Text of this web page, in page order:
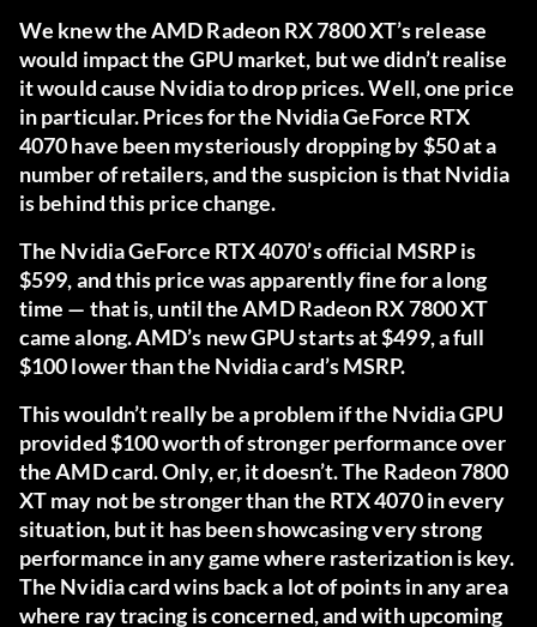
We knew the AMD Radeon RX 7800 XT’s release
would impact the GPU market, but we didn’t realise
it would cause Nvidia to drop prices. Well, one price
in particular. Prices for the Nvidia GeForce RTX
4070 have been mysteriously dropping by $50 at a
number of retailers, and the suspicion is that Nvidia
is behind this price change.
The Nvidia GeForce RTX 4070’s official MSRP is
$599, and this price was apparently fine for a long
time — that is, until the AMD Radeon RX 7800 XT
came along. AMD’s new GPU starts at $499, a full
$100 lower than the Nvidia card’s MSRP.
This wouldn’t really be a problem if the Nvidia GPU
provided $100 worth of stronger performance over
the AMD card. Only, er, it doesn’t. The Radeon 7800
XT may not be stronger than the RTX 4070 in every
situation, but it has been showcasing very strong
performance in any game where rasterization is key.
The Nvidia card wins back a lot of points in any area
where ray tracing is concerned, and with upcoming